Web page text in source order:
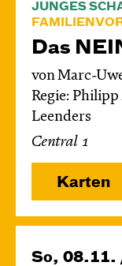
JUNGES
Das
von Marc-
Regie:
Leenders
Central 1
Karten
So, 08.11.